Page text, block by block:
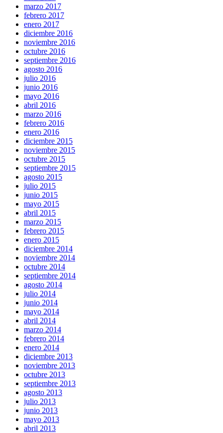
marzo 2017
febrero 2017
enero 2017
diciembre 2016
noviembre 2016
octubre 2016
septiembre 2016
agosto 2016
julio 2016
junio 2016
mayo 2016
abril 2016
marzo 2016
febrero 2016
enero 2016
diciembre 2015
noviembre 2015
octubre 2015
septiembre 2015
agosto 2015
julio 2015
junio 2015
mayo 2015
abril 2015
marzo 2015
febrero 2015
enero 2015
diciembre 2014
noviembre 2014
octubre 2014
septiembre 2014
agosto 2014
julio 2014
junio 2014
mayo 2014
abril 2014
marzo 2014
febrero 2014
enero 2014
diciembre 2013
noviembre 2013
octubre 2013
septiembre 2013
agosto 2013
julio 2013
junio 2013
mayo 2013
abril 2013